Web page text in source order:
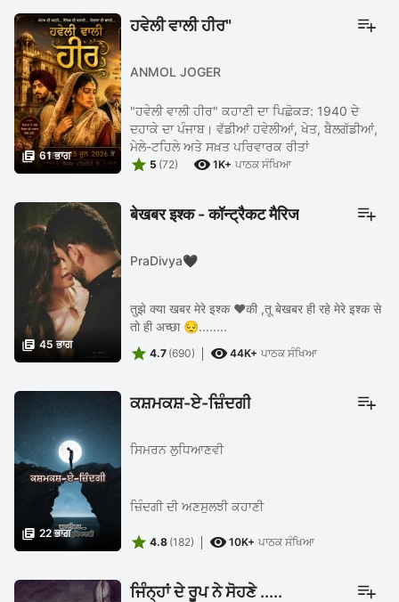
 61 ਭਾਗ
ਹਵੇਲੀ ਵਾਲੀ ਹੀਰ"
ANMOL JOGER
"ਹਵੇਲੀ ਵਾਲੀ ਹੀਰ" ਕਹਾਣੀ ਦਾ ਪਿਛੋਕੜ: 1940 ਦੇ
ਦਹਾਕੇ ਦਾ ਪੰਜਾਬ। ਵੱਡੀਆਂ ਹਵੇਲੀਆਂ, ਖੇਤ, ਬੈਲਗੱਡੀਆਂ,
ਮੇਲੇ-ਟਹਿਲੇ ਅਤੇ ਸਖ਼ਤ ਪਰਿਵਾਰਕ ਰੀਤਾਂ
 5 (72)  1K+ ਪਾਠਕ ਸੰਖਿਆ
 45 ਭਾਗ
बेखबर इश्क - कॉन्ट्रैकट मैरिज
PraDivya🖤
तुझे क्या खबर मेरे इश्क ❤️की ,तू बेखबर ही रहे मेरे इश्क से
तो ही अच्छा 😔........
 4.7 (690)  44K+ ਪਾਠਕ ਸੰਖਿਆ
 22 ਭਾਗ
ਕਸ਼ਮਕਸ਼-ਏ-ਜ਼ਿੰਦਗੀ
ਸਿਮਰਨ ਲੁਧਿਆਣਵੀ
ਜ਼ਿੰਦਗੀ ਦੀ ਅਣਸੁਲਝੀ ਕਹਾਣੀ
 4.8 (182)  10K+ ਪਾਠਕ ਸੰਖਿਆ
ਜਿੰਨ੍ਹਾਂ ਦੇ ਰੂਪ ਨੇ ਸੋਹਣੇ .....